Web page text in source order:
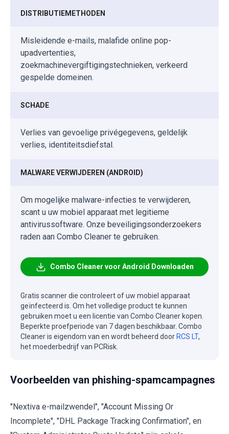
DISTRIBUTIEMETHODEN
Misleidende e-mails, malafide online pop-
upadvertenties,
zoekmachinevergiftigingstechnieken, verkeerd
gespelde domeinen.
SCHADE
Verlies van gevoelige privégegevens, geldelijk
verlies, identiteitsdiefstal.
MALWARE VERWIJDEREN (ANDROID)
Om mogelijke malware-infecties te verwijderen,
scant u uw mobiel apparaat met legitieme
antivirussoftware. Onze beveiligingsonderzoekers
raden aan Combo Cleaner te gebruiken.
Combo Cleaner voor Android Downloaden
Gratis scanner die controleert of uw mobiel apparaat
geïnfecteerd is. Om het volledige product te kunnen
gebruiken moet u een licentie van Combo Cleaner kopen.
Beperkte proefperiode van 7 dagen beschikbaar. Combo
Cleaner is eigendom van en wordt beheerd door RCS LT,
het moederbedrijf van PCRisk.
Voorbeelden van phishing-spamcampagnes
"Nextiva e-mailzwendel", "Account Missing Or
Incomplete", "DHL Package Tracking Confirmation", en